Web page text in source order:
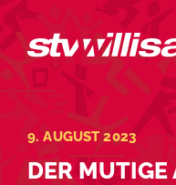
Zum
Inhalt
springen
9. AUGUST 2023
DER MUTIGE